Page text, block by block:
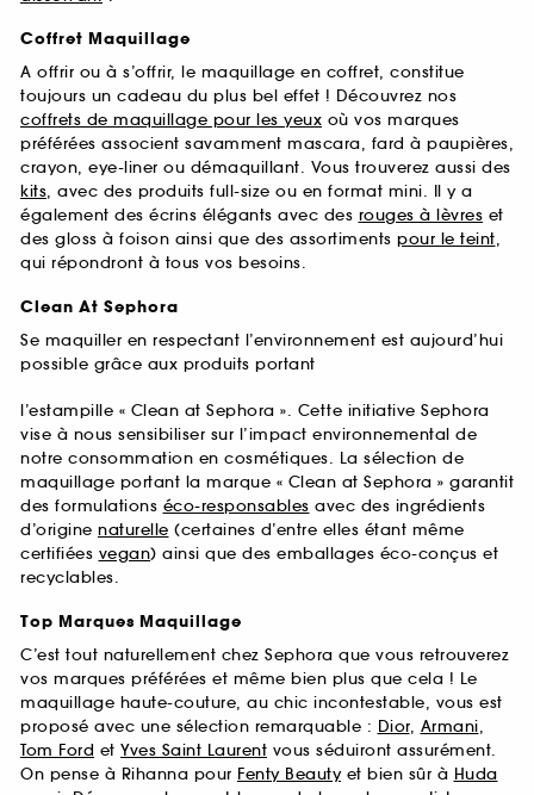
Coffret Maquillage
A offrir ou à s’offrir, le maquillage en coffret, constitue
toujours un cadeau du plus bel effet ! Découvrez nos
coffrets de maquillage pour les yeux où vos marques
préférées associent savamment mascara, fard à paupières,
crayon, eye-liner ou démaquillant. Vous trouverez aussi des
kits, avec des produits full-size ou en format mini. Il y a
également des écrins élégants avec des rouges à lèvres et
des gloss à foison ainsi que des assortiments pour le teint,
qui répondront à tous vos besoins.
Clean At Sephora
Se maquiller en respectant l’environnement est aujourd’hui
possible grâce aux produits portant
l’estampille « Clean at Sephora ». Cette initiative Sephora
vise à nous sensibiliser sur l’impact environnemental de
notre consommation en cosmétiques. La sélection de
maquillage portant la marque « Clean at Sephora » garantit
des formulations éco-responsables avec des ingrédients
d’origine naturelle (certaines d’entre elles étant même
certifiées vegan) ainsi que des emballages éco-conçus et
recyclables.
Top Marques Maquillage
C’est tout naturellement chez Sephora que vous retrouverez
vos marques préférées et même bien plus que cela ! Le
maquillage haute-couture, au chic incontestable, vous est
proposé avec une sélection remarquable : Dior, Armani,
Tom Ford et Yves Saint Laurent vous séduiront assurément.
On pense à Rihanna pour Fenty Beautyet bien sûr à Huda